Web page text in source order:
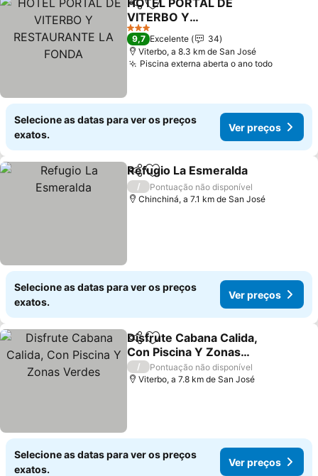
PartilharAdicionar aos favoritos
HOTEL PORTAL DE
VITERBO Y
RESTAURANTE LA
FONDA
Ver preços
3 Estrelas
9,7 Excelente
34
Viterbo, a 8.3 km de San José
Piscina externa aberta o ano todoVer
Selecione as datas para ver os preços
exatos.
Ver preços
PartilharAdicionar aos favoritos
Refugio La Esmeralda
/
Pontuação não disponível
Chinchiná, a 7.1 km de San José
Selecione as datas para ver os preços
exatos.
Ver preços
PartilharAdicionar aos favoritos
Disfrute Cabana Calida,
Con Piscina Y Zonas
Verdes
Ver preços
/
Pontuação não disponível
Viterbo, a 7.8 km de San José
Selecione as datas para ver os preços
exatos.
Ver preços